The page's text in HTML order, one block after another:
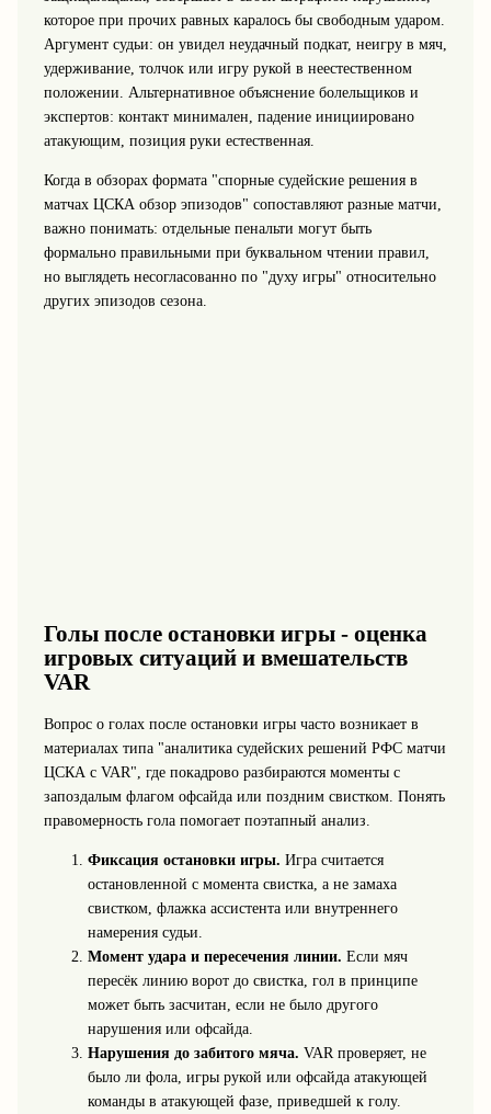
которое при прочих равных каралось бы свободным ударом.
Аргумент судьи: он увидел неудачный подкат, неигру в мяч,
удерживание, толчок или игру рукой в неестественном
положении. Альтернативное объяснение болельщиков и
экспертов: контакт минимален, падение инициировано
атакующим, позиция руки естественная.
Когда в обзорах формата "спорные судейские решения в
матчах ЦСКА обзор эпизодов" сопоставляют разные матчи,
важно понимать: отдельные пенальти могут быть
формально правильными при буквальном чтении правил,
но выглядеть несогласованно по "духу игры" относительно
других эпизодов сезона.
Голы после остановки игры - оценка
игровых ситуаций и вмешательств
VAR
Вопрос о голах после остановки игры часто возникает в
материалах типа "аналитика судейских решений РФС матчи
ЦСКА с VAR", где покадрово разбираются моменты с
запоздалым флагом офсайда или поздним свистком. Понять
правомерность гола помогает поэтапный анализ.
Фиксация остановки игры. Игра считается
остановленной с момента свистка, а не замаха
свистком, флажка ассистента или внутреннего
намерения судьи.
Момент удара и пересечения линии. Если мяч
пересёк линию ворот до свистка, гол в принципе
может быть засчитан, если не было другого
нарушения или офсайда.
Нарушения до забитого мяча. VAR проверяет, не
было ли фола, игры рукой или офсайда атакующей
команды в атакующей фазе, приведшей к голу.